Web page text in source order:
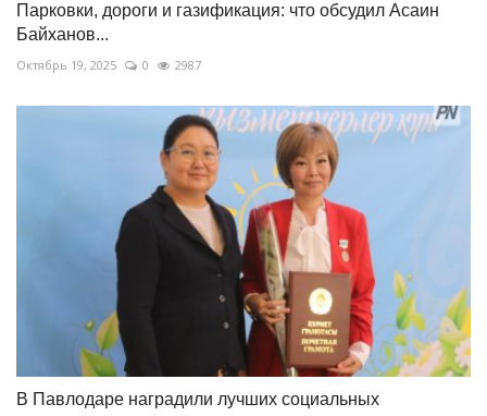
Парковки, дороги и газификация: что обсудил Асаин
Байханов...
Октябрь 19, 2025 0 2987
В Павлодаре наградили лучших социальных